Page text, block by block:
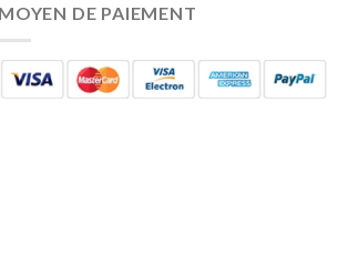
MOYEN DE PAIEMENT